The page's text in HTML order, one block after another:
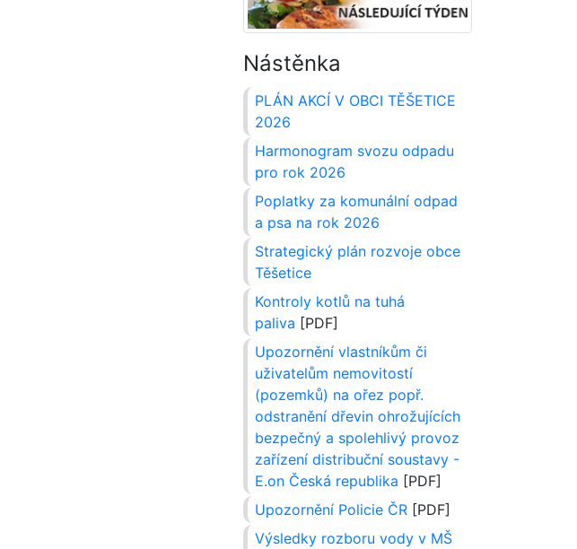
Nástěnka
PLÁN AKCÍ V OBCI TĚŠETICE
2026
Harmonogram svozu odpadu
pro rok 2026
Poplatky za komunální odpad
a psa na rok 2026
Strategický plán rozvoje obce
Těšetice
Kontroly kotlů na tuhá
paliva [PDF]
Upozornění vlastníkům či
uživatelům nemovitostí
(pozemků) na ořez popř.
odstranění dřevin ohrožujících
bezpečný a spolehlivý provoz
zařízení distribuční soustavy -
E.on Česká republika [PDF]
Upozornění Policie ČR[PDF]
Výsledky rozboru vody v MŠ